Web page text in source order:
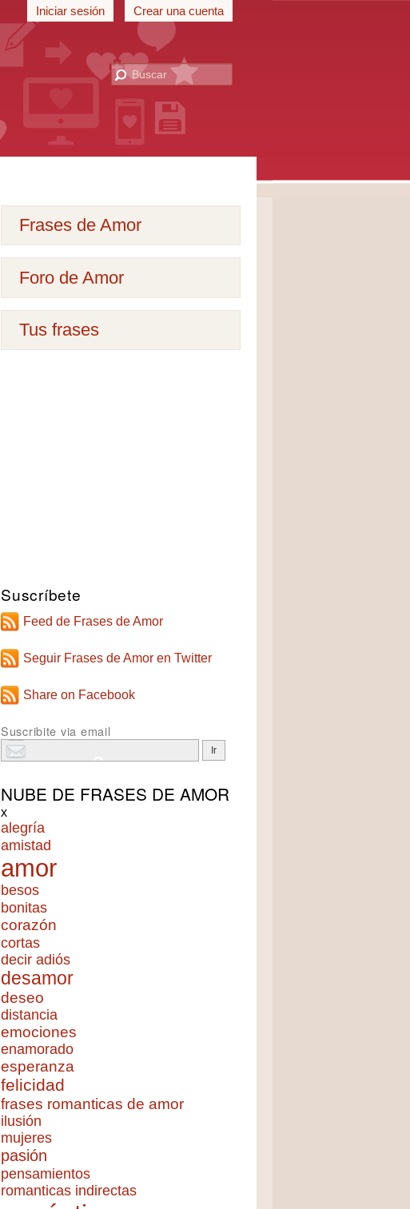
Iniciar sesión Crear una cuenta
Frases de Amor
Foro de Amor
Tus frases
Suscríbete
Feed de Frases de Amor
Seguir Frases de Amor en Twitter
Share on Facebook
Suscribite via email
NUBE DE FRASES DE AMOR
x
alegría
amistad
amor
besos
bonitas
corazón
cortas
decir adiós
desamor
deseo
distancia
emociones
enamorado
esperanza
felicidad
frases romanticas de amor
ilusión
mujeres
pasión
pensamientos
romanticas indirectas